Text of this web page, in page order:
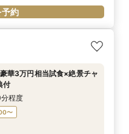
約
華3万円相当試食×絶景チャ
付
程度
〜